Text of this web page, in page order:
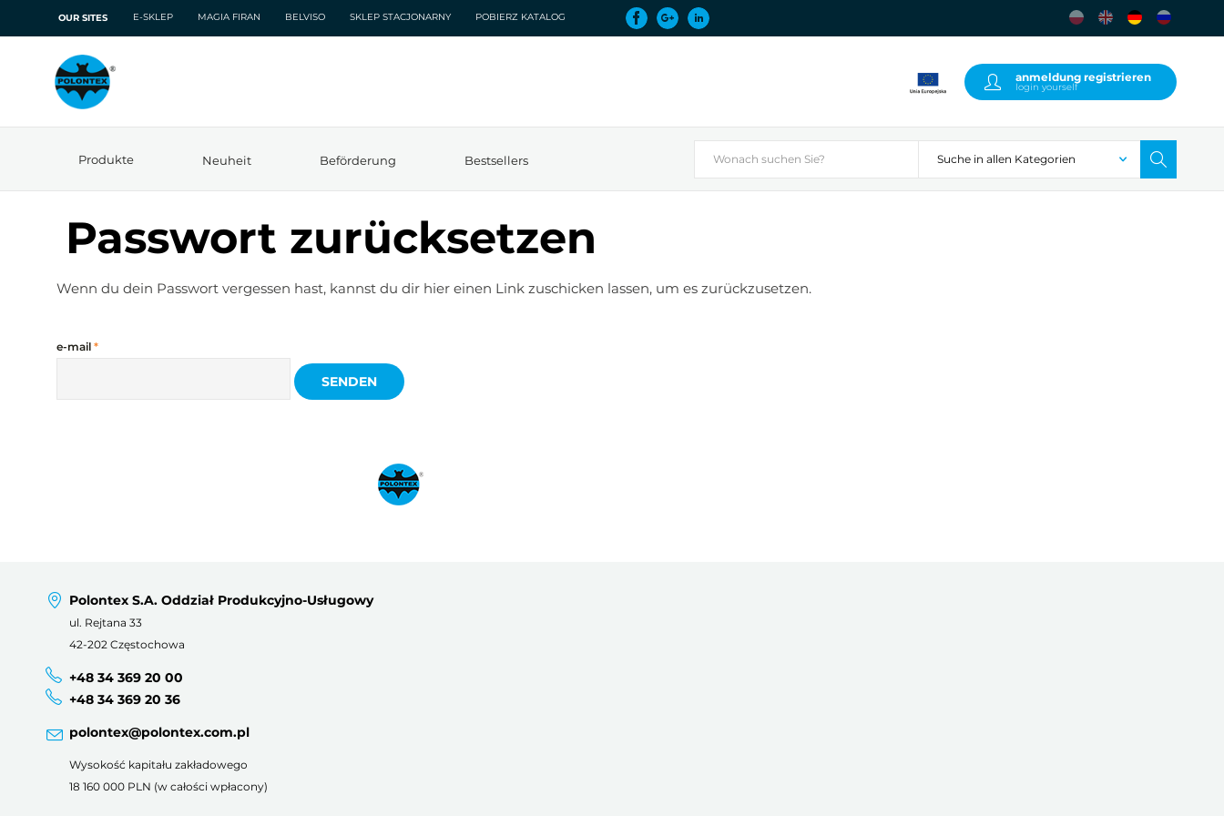
OUR SITES E-SKLEP MAGIA FIRAN BELVISO SKLEP STACJONARNY POBIERZ KATALOG
anmeldung registrieren
login yourself
Produkte Neuheit Beförderung Bestsellers
Passwort zurücksetzen
Wenn du dein Passwort vergessen hast, kannst du dir hier einen Link zuschicken lassen, um es zurückzusetzen.
e-mail *
Polontex S.A. Oddział Produkcyjno-Usługowy
ul. Rejtana 33
42-202 Częstochowa
+48 34 369 20 00
+48 34 369 20 36
polontex@polontex.com.pl
Wysokość kapitału zakładowego
18 160 000 PLN (w całości wpłacony)